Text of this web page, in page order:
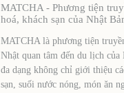
MATCHA - Phương tiện
hoá, khách sạn của Nhật
MATCHA là phương tiện
Nhật quan tâm đến du lịch
đa dạng không chỉ giới thiệu
sạn, suối nước nóng, món ăn